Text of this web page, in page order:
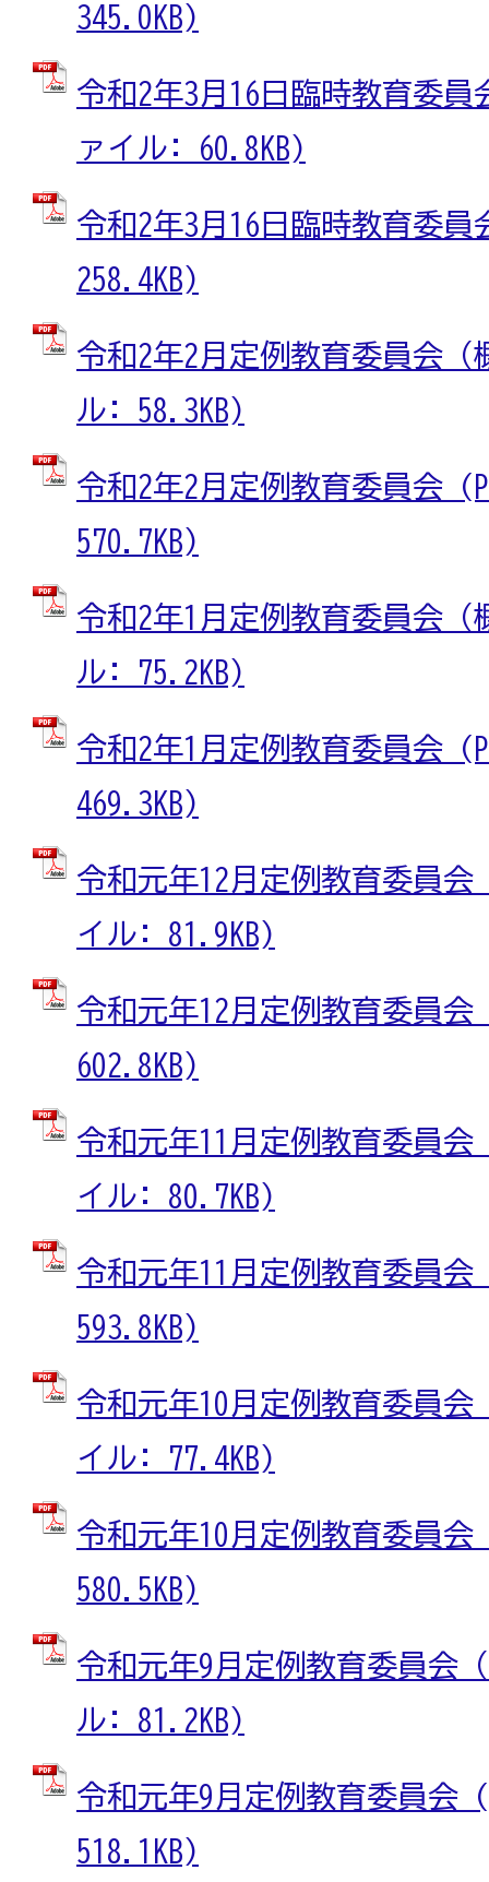
345.0KB)
令和2年3月16日臨時教育委員
ァイル: 60.8KB)
令和2年3月16日臨時教育委
258.4KB)
令和2年2月定例教育委員会（
ル: 58.3KB)
令和2年2月定例教育委員会
570.7KB)
令和2年1月定例教育委員会（
ル: 75.2KB)
令和2年1月定例教育委員会
469.3KB)
令和元年12月定例教育委員会
イル: 81.9KB)
令和元年12月定例教育委員会
602.8KB)
令和元年11月定例教育委員会
イル: 80.7KB)
令和元年11月定例教育委員会
593.8KB)
令和元年10月定例教育委員会
イル: 77.4KB)
令和元年10月定例教育委員会
580.5KB)
令和元年9月定例教育委員会
ル: 81.2KB)
令和元年9月定例教育委員会
518.1KB)